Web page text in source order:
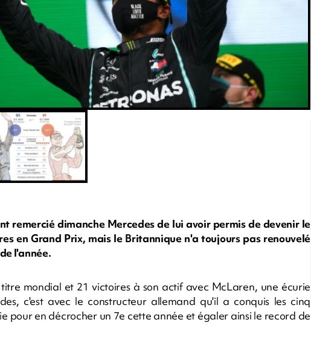
remercié dimanche Mercedes de lui avoir permis de devenir le
en Grand Prix, mais le Britannique n'a toujours pas renouvelé
l'année.
mondial et 21 victoires à son actif avec McLaren, une écurie
c'est avec le constructeur allemand qu'il a conquis les cinq
pour en décrocher un 7e cette année et égaler ainsi le record de